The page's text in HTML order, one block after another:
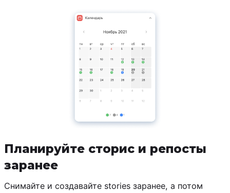
Планируйте сторис и репосты
заранее
Снимайте и создавайте stories заранее, а потом